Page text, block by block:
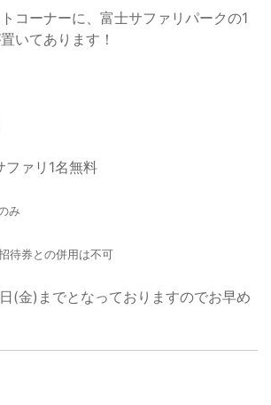
コーナーに、富士サファリパークの1
いてあります！
ァリ1名無料
み
待券との併用は不可
(金)までとなっておりますのでお早め